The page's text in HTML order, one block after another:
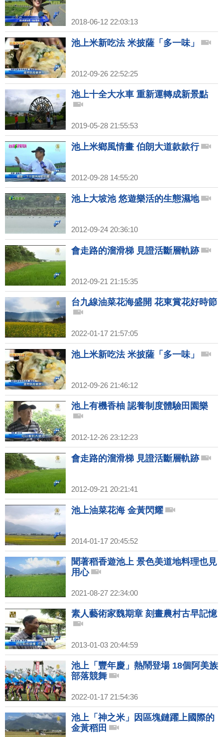
2018-06-12 22:03:13
池上米新吃法 米披薩「多一味」
2012-09-26 22:52:25
池上十全大水車 重新運轉成新景點
2019-05-28 21:55:53
池上米鄉風情畫 伯朗大道款款行
2012-09-28 14:55:20
池上大坡池 悠遊樂活的生態濕地
2012-09-24 20:36:10
會走路的溜滑梯 見證活斷層軌跡
2012-09-21 21:15:35
台九線油菜花海盛開 花東賞花好時節
2022-01-17 21:57:05
池上米新吃法 米披薩「多一味」
2012-09-26 21:46:12
池上有機香柚 認養制度體驗田園樂
2012-12-26 23:12:23
會走路的溜滑梯 見證活斷層軌跡
2012-09-21 20:21:41
池上油菜花海 金黃閃耀
2014-01-17 20:45:52
聞著稻香遊池上 景色美道地料理也見
用心
2021-08-27 22:34:00
素人藝術家魏期章 刻畫農村古早記憶
2013-01-03 20:44:59
池上「豐年慶」熱鬧登場 18個阿美族
部落競舞
2022-01-17 21:54:36
池上「神之米」因區塊鏈躍上國際的
金黃稻田